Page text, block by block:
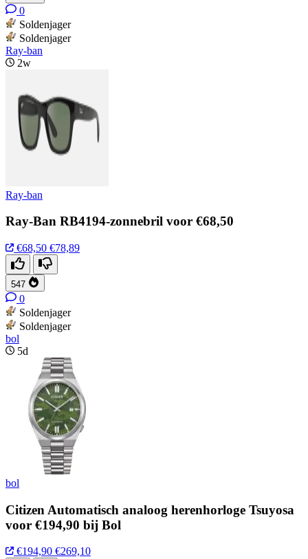
0
Soldenjager
Soldenjager
Ray-ban
2w
Ray-ban
Ray-Ban RB4194-zonnebril voor €68,50
€68,50 €78,89
547
0
Soldenjager
Soldenjager
bol
5d
bol
Citizen Automatisch analoog herenhorloge Tsuyosa
voor €194,90 bij Bol
€194,90 €269,10